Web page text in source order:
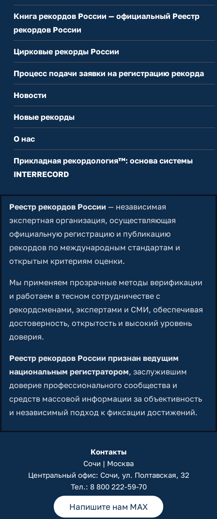
Книга рекордов России — официальный Реестр
рекордов России
Цирковые рекорды России
Процесс подачи заявки на регистрацию рекорда
Новости
Новые рекорды
О нас
Прикладная рекордология™: основа системы
INTERRECORD
Реестр рекордов России — независимая
экспертная организация, осуществляющая
официальную регистрацию и публикацию
рекордов по международным стандартам и
открытым критериям оценки.
Мы применяем прозрачные методы верификации
и работаем в тесном сотрудничестве с
рекордсменами, экспертами и СМИ, обеспечивая
достоверность, открытость и высокий уровень
доверия.
Реестр рекордов России признан ведущим
национальным регистратором, заслужившим
доверие профессионального сообщества и
средств массовой информации за объективность
и независимый подход к фиксации достижений.
Контакты
Сочи | Москва
Центральный офис: Сочи, ул. Полтавская, 32
Тел.: 8 800 222-59-70
Напишите нам MAX